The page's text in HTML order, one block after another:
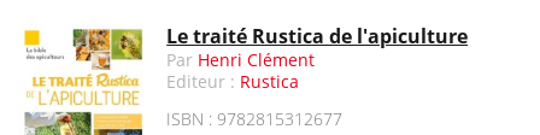
Le traité Rustica de l'apiculture
Par Henri Clément
Editeur : Rustica
ISBN : 9782815312677